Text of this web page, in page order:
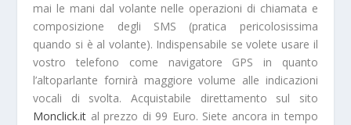
mai le mani dal volante nelle operazioni di chiamata e
composizione degli SMS (pratica pericolosissima
quando si è al volante). Indispensabile se volete usare il
vostro telefono come navigatore GPS in quanto
l’altoparlante fornirà maggiore volume alle indicazioni
vocali di svolta. Acquistabile direttamento sul sito
Monclick.it al prezzo di 99 Euro. Siete ancora in tempo